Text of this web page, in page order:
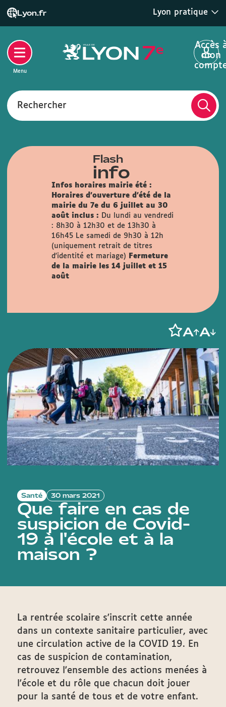
Lyon.fr Lyon pratique
Rechercher
Accès
mon
Menu
Flash
info
Infos horaires mairie été :
Horaires d'ouverture d'été de la
mairie du 7e du 6 juillet au 30
août inclus :
Du lundi au vendredi
: 8h30 à 12h30 et de 13h30 à
16h45
Le samedi de 9h30 à 12h
(uniquement retrait de titres
d'identité et mariage)
Fermeture
de la mairie les 14 juillet et 15
août
Santé 30 mars 2021
Que faire en cas de
suspicion de Covid-
19 à l'école et à la
maison ?
La rentrée scolaire s'inscrit cette année
dans un contexte sanitaire particulier, avec
une circulation active de la COVID 19. En
cas de suspicion de contamination,
retrouvez l'ensemble des actions menées à
l'école et du rôle que chacun doit jouer
pour la santé de tous et de votre enfant.